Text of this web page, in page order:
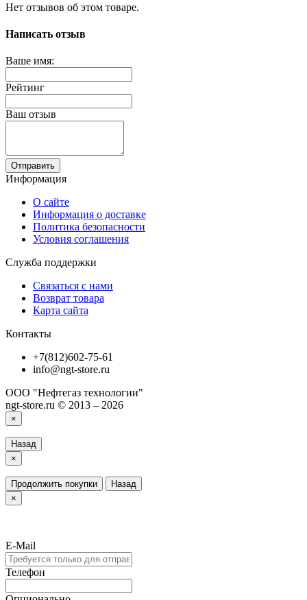
Нет отзывов об этом товаре.
Написать отзыв
Ваше имя:
Рейтинг
Ваш отзыв
Отправить
Информация
О сайте
Информация о доставке
Политика безопасности
Условия соглашения
Служба поддержки
Связаться с нами
Возврат товара
Карта сайта
Контакты
+7(812)602-75-61
info@ngt-store.ru
ООО "Нефтегаз технологии"
ngt-store.ru © 2013 – 2026
×
Назад
×
Продолжить покупки
Назад
×
E-Mail
Телефон